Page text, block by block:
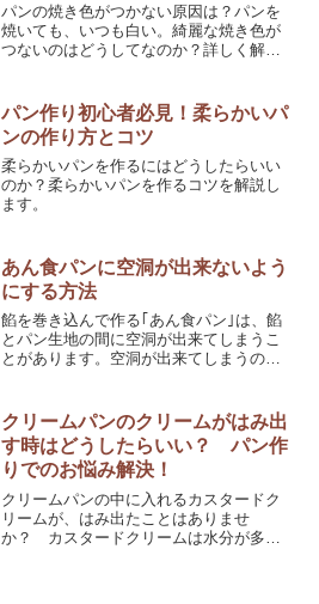
パンの焼き色がつかない原因は？パンを
焼いても、いつも白い。綺麗な焼き色が
つないのはどうしてなのか？詳しく解説
パン作り初心者必見！柔らかいパ
ンの作り方とコツ
柔らかいパンを作るにはどうしたらいい
のか？柔らかいパンを作るコツを解説し
ます。
あん食パンに空洞が出来ないよう
にする方法
餡を巻き込んで作る｢あん食パン｣は、餡
とパン生地の間に空洞が出来てしまうこ
とがあります。空洞が出来てしまうのは
していきます。
クリームパンのクリームがはみ出
す時はどうしたらいい？ パン作
りでのお悩み解決！
クリームパンの中に入れるカスタードク
リームが、はみ出たことはありませ
か？ カスタードクリームは水分が多く